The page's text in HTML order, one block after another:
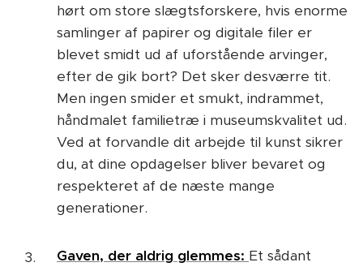
hørt om store slægtsforskere, hvis enorme
samlinger af papirer og digitale filer er
blevet smidt ud af uforstående arvinger,
efter de gik bort? Det sker desværre tit.
Men ingen smider et smukt, indrammet,
håndmalet familietræ i museumskvalitet ud.
Ved at forvandle dit arbejde til kunst sikrer
du, at dine opdagelser bliver bevaret og
respekteret af de næste mange
generationer.
Gaven, der aldrig glemmes: Et sådant